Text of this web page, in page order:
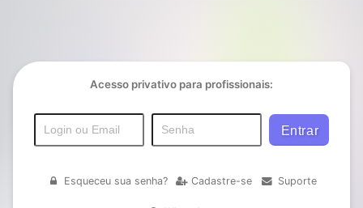
Acesso privativo para profissionais:
Esqueceu sua senha? Cadastre-se Suporte